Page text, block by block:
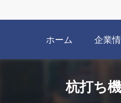
ホーム 企業
杭打ち